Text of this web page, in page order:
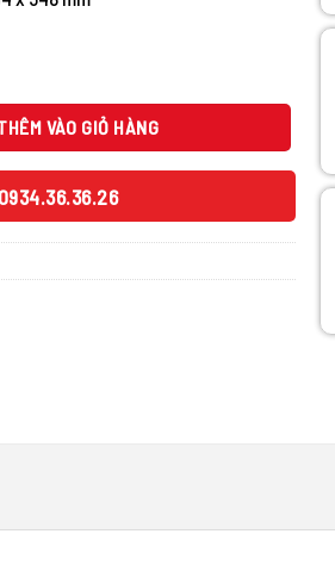
2 số lượng
VÀO GIỎ HÀNG
0934.36.36.26